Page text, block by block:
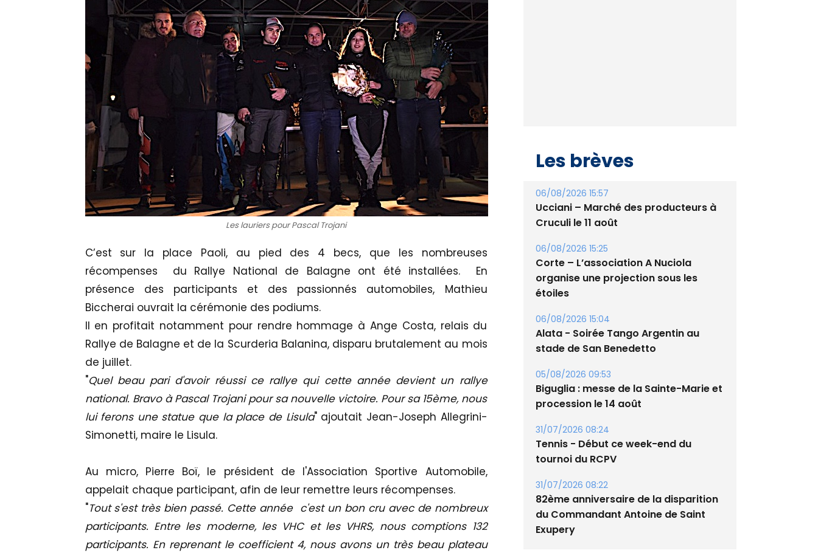
Les lauriers pour Pascal Trojani
C’est sur la place Paoli, au pied des 4 becs, que les nombreuses
récompenses du Rallye National de Balagne ont été installées. En
présence des participants et des passionnés automobiles, Mathieu
Biccherai ouvrait la cérémonie des podiums.
Il en profitait notamment pour rendre hommage à Ange Costa, relais du
Rallye de Balagne et de la Scurderia Balanina, disparu brutalement au mois
de juillet.
"Quel beau pari d'avoir réussi ce rallye qui cette année devient un rallye
national. Bravo à Pascal Trojani pour sa nouvelle victoire. Pour sa 15ème, nous
lui ferons une statue que la place de Lisula" ajoutait Jean-Joseph Allegrini-
Simonetti, maire le Lisula.
Au micro, Pierre Boï, le président de l'Association Sportive Automobile,
appelait chaque participant, afin de leur remettre leurs récompenses.
"Tout s'est très bien passé. Cette année c'est un bon cru avec de nombreux
participants. Entre les moderne, les VHC et les VHRS, nous comptions 132
participants. En reprenant le coefficient 4, nous avons un très beau plateau
Les brèves
06/08/2026 15:57
Ucciani – Marché des producteurs à
Cruculi le 11 août
06/08/2026 15:25
Corte – L’association A Nuciola
organise une projection sous les
étoiles
06/08/2026 15:04
Alata - Soirée Tango Argentin au
stade de San Benedetto
05/08/2026 09:53
Biguglia : messe de la Sainte-Marie et
procession le 14 août
31/07/2026 08:24
Tennis - Début ce week-end du
tournoi du RCPV
31/07/2026 08:22
82ème anniversaire de la disparition
du Commandant Antoine de Saint
Exupery